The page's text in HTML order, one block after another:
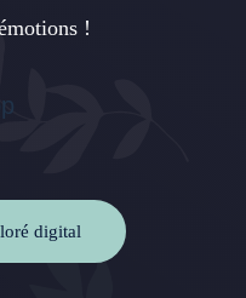
!
digital